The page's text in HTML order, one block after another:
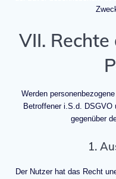
VII.
Werden
Betroffener i.S.d. DSGVO
gegenüber
1.
Der Nutzer hat das Recht